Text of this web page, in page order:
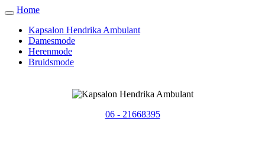
Home
Kapsalon Hendrika Ambulant
Damesmode
Herenmode
Bruidsmode
06 - 21668395